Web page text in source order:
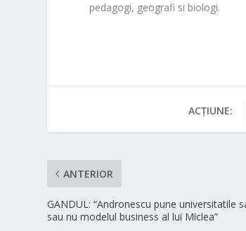
pedagogi, geografi si biologi.
ACȚIUNE:
ANTERIOR
GANDUL: “Andronescu pune universitatile
sau nu modelul business al lui Miclea”